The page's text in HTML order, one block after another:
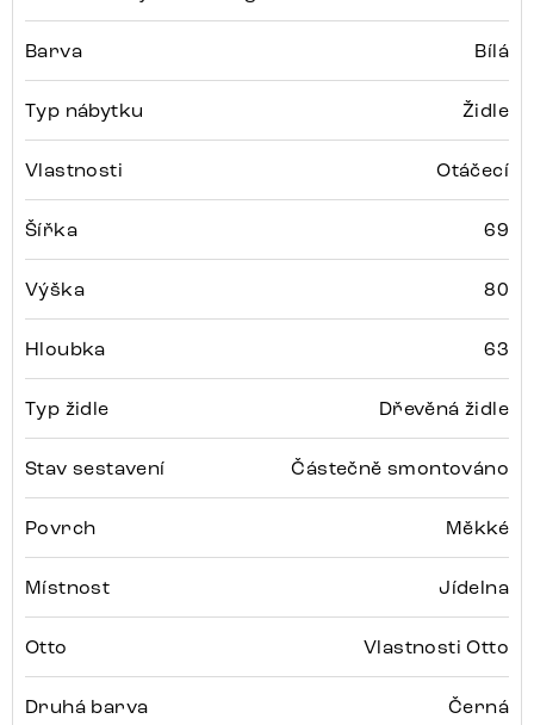
Barva Bílá
Typ nábytku Židle
Vlastnosti Otáčecí
Šířka 69
Výška 80
Hloubka 63
Typ židle Dřevěná židle
Stav sestavení Částečně smontováno
Povrch Měkké
Místnost Jídelna
Otto Vlastnosti Otto
Druhá barva Černá